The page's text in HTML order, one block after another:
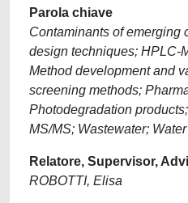
Parola chiave
Contaminants of emerging
design techniques; HPLC-
Method development and
screening methods;
Photodegradation
MS/MS; Wastewater; Water
Relatore, Supervisor,
ROBOTTI, Elisa